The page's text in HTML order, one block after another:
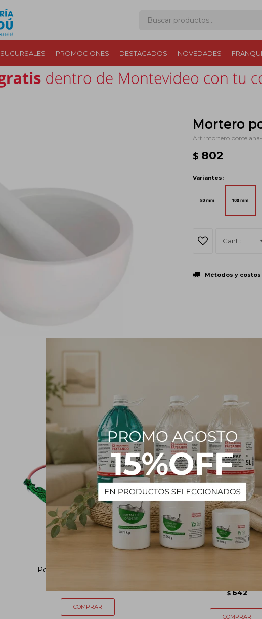
SUCURSALES PROMOCIONES DESTACADOS NOVEDADES
Mortero
mortero porcelana-
$ 802
Variantes:
1
Métodos y
PRODUCTOS QUE TE PUEDEN
Pera de Goma Doble Válvula
$ 642